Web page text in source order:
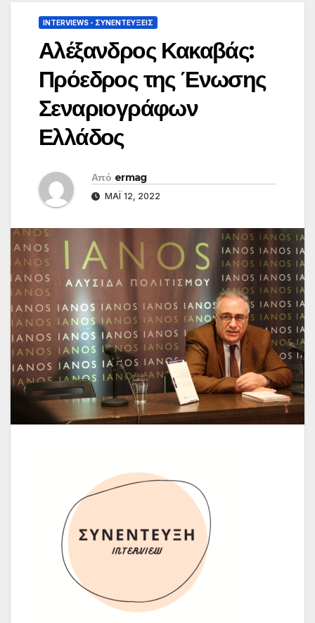
INTERVIEWS - ΣΥΝΕΝΤΕΎΞΕΙΣ
Αλέξανδρος Κακαβάς:
Πρόεδρος της Ένωσης
Σεναριογράφων
Ελλάδος
Από ermag
ΜΆΙ 12, 2022